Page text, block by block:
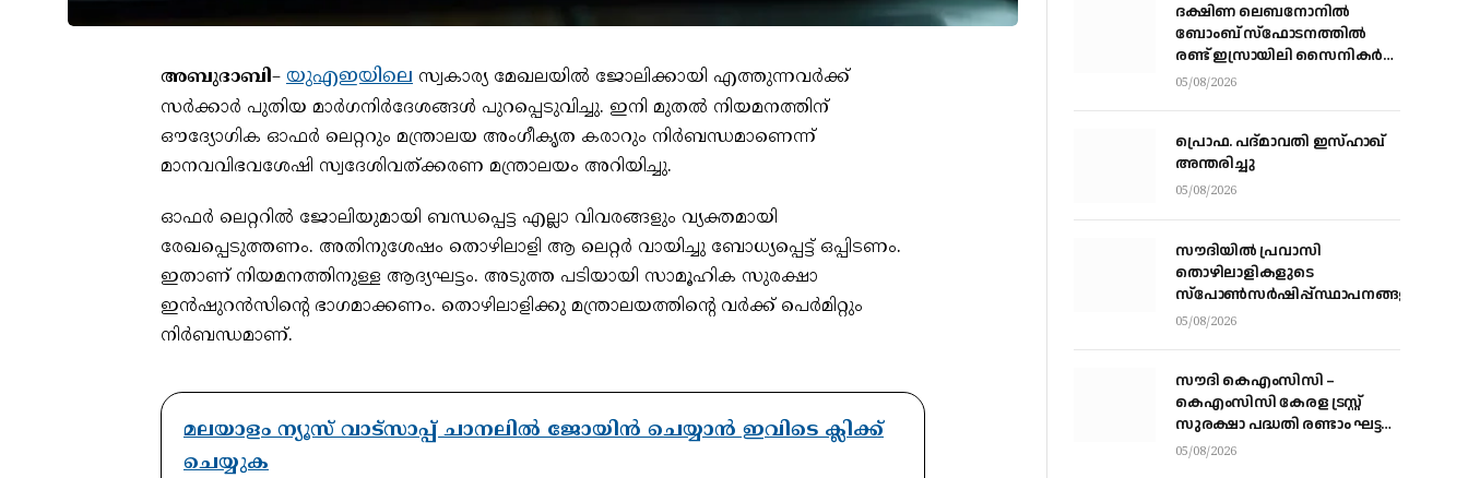
അബുദാബി– യുഎഇയിലെ സ്വകാര്യ മേഖലയിൽ ജോലിക്കായി എത്തുന്നവർക്ക്
സർക്കാർ പുതിയ മാർഗനിർദേശങ്ങൾ പുറപ്പെടുവിച്ചു. ഇനി മുതൽ നിയമനത്തിന്
ഔദ്യോഗിക ഓഫർ ലെറ്ററും മന്ത്രാലയ അംഗീകൃത കരാറും നിർബന്ധമാണെന്ന്
മാനവവിഭവശേഷി സ്വദേശിവത്ക്കരണ മന്ത്രാലയം അറിയിച്ചു.
ഓഫർ ലെറ്ററിൽ ജോലിയുമായി ബന്ധപ്പെട്ട എല്ലാ വിവരങ്ങളും വ്യക്തമായി
രേഖപ്പെടുത്തണം. അതിനുശേഷം തൊഴിലാളി ആ ലെറ്റർ വായിച്ചു ബോധ്യപ്പെട്ട് ഒപ്പിടണം.
ഇതാണ് നിയമനത്തിനുള്ള ആദ്യഘട്ടം. അടുത്ത പടിയായി സാമൂഹിക സുരക്ഷാ
ഇൻഷുറൻസിന്റെ ഭാഗമാക്കണം. തൊഴിലാളിക്കു മന്ത്രാലയത്തിൻ്റെ വർക്ക് പെർമിറ്റും
നിർബന്ധമാണ്.
മലയാളം ന്യൂസ് വാട്സാപ്പ് ചാനലിൽ ജോയിൻ ചെയ്യാൻ ഇവിടെ ക്ലിക്ക്
ചെയ്യുക
ദക്ഷിണ ലെബനോനില്‍
ബോംബ് സ്‌ഫോടനത്തില്‍
രണ്ട് ഇസ്രായിലി സൈനികര്‍
കൊല്ലപ്പെട്ടു; ഏഴുപേര്‍ക്ക്
05/08/2026
പ്രൊഫ. പദ്മാവതി ഇസ്ഹാഖ്
അന്തരിച്ചു
05/08/2026
സൗദിയില്‍ പ്രവാസി
തൊഴിലാളികളുടെ
സ്‌പോണ്‍സര്‍ഷിപ്പ്സ്ഥാപനങ്ങളില്‍
നിന്ന് വ്യക്തികളിലേക്ക് മാറ്റാന്‍
05/08/2026
സൗദി കെഎംസിസി –
കെഎംസിസി കേരള ട്രസ്റ്റ്
സുരക്ഷാ പദ്ധതി രണ്ടാം ഘട്ട
ആനുകൂല്യ വിതരണം
05/08/2026